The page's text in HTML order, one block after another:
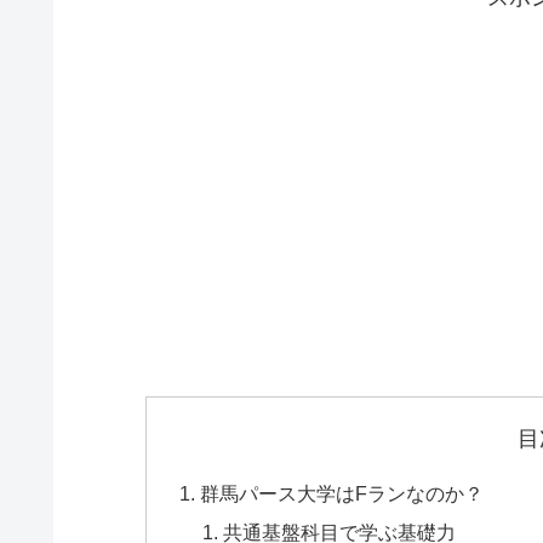
群馬パース大学はFランなのか？
共通基盤科目で学ぶ基礎力